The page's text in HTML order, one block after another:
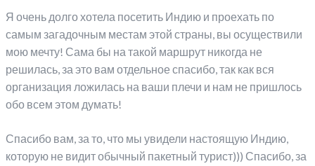
Я очень долго хотела посетить Индию и проехать по
самым загадочным местам этой страны, вы осуществили
мою мечту! Сама бы на такой маршрут никогда не
решилась, за это вам отдельное спасибо, так как вся
организация ложилась на ваши плечи и нам не пришлось
обо всем этом думать!
Спасибо вам, за то, что мы увидели настоящую Индию,
которую не видит обычный пакетный турист))) Спасибо, за